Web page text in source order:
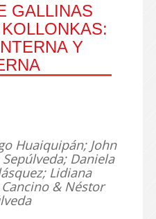
GALLINAS
Y
Huaiquipán; John
Daniela
Lidiana
& Néstor